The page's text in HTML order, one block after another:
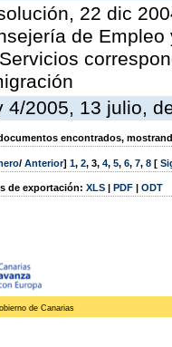
22 dic
de
4/2005, 13 julio,
encontrados,
/ Anterior] 1, 2, 3, 4, 5, 6, 7, 8 [
de exportación: XLS | PDF | ODT
de Canarias